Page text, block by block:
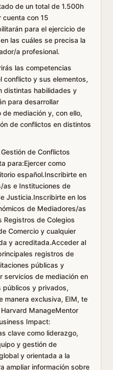
de un total de 1.500h
cuenta con 15
para el ejercicio de
las cuáles se precisa la
a profesional.
las competencias
conflicto y sus elementos,
distintas habilidades y
para desarrollar
mediación y, con ello,
de conflictos en distintos
de Conflictos
para:Ejercer como
español.Inscribirte en
as e Instituciones de
Justicia.Inscribirte en los
de Mediadores/as
Registros de Colegios
Comercio y cualquier
y acreditada.Acceder al
registros de
públicas y
servicios de mediación en
públicos y privados,
manera exclusiva, EIM, te
ManageMentor
Impact:
clave como liderazgo,
y gestión de
y orientada a la
ampliar información sobre